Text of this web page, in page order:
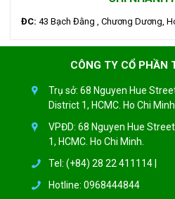
ĐC: 43 Bạch Đằng , Chương Dương,
CÔNG TY CỔ PHẦN
Trụ sở: 68 Nguyen Hue
District 1, HCMC. Ho Chi Minh.
VPĐD: 68 Nguyen Hue
1, HCMC. Ho Chi Minh.
Tel: (+84) 28 22 411114 |
Hotline: 0968444844